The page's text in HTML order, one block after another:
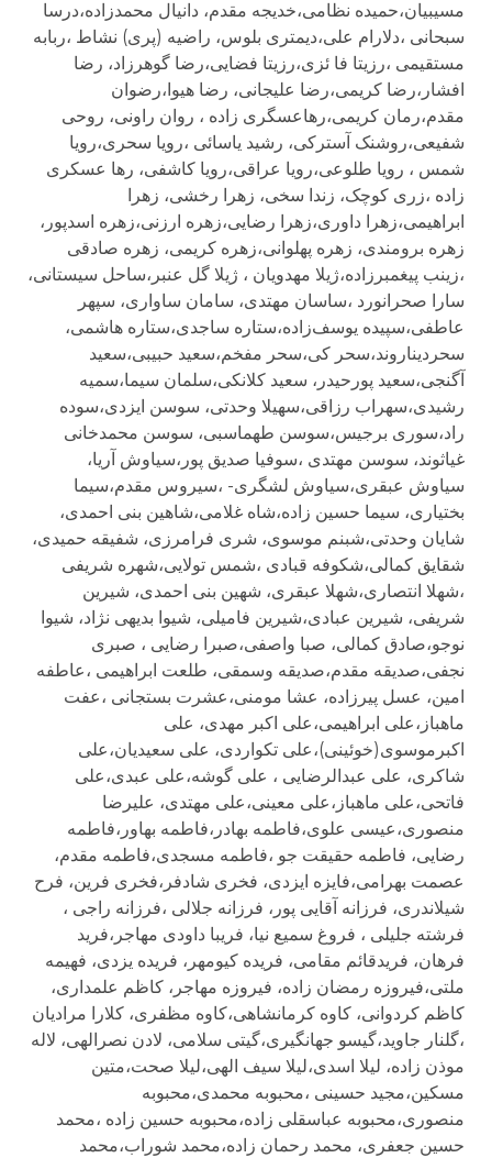
مسیبیان،حمیده نظامی،خدیجه مقدم، دانیال محمدزاده،درسا
سبحانی ،دلارام علی،دیمتری بلوس، راضیه (پری) نشاط ،ربابه
مستقیمی ،رزیتا فا ئزی،رزیتا فضایی،رضا گوهرزاد، رضا
افشار،رضا کریمی،رضا علیجانی، رضا هیوا،رضوان
مقدم،رمان کریمی،رهاعسگری زاده ، روان راونی، روحی
شفیعی،روشنک آسترکی، رشید یاسائی ،رویا سحری،رویا
شمس ، رویا طلوعی،رویا عراقی،رویا کاشفی، رها عسکری
زاده ،زری کوچک، زندا سخی، زهرا رخشی، زهرا
ابراهیمی،زهرا داوری،زهرا رضایی،زهره ارزنی،زهره اسدپور،
زهره برومندی، زهره پهلوانی،زهره کریمی، زهره صادقی
،زینب پیغمبرزاده،ژیلا مهدویان ، ژیلا گل عنبر،ساحل سیستانی،
سارا صحرانورد ،ساسان مهتدی، سامان ساواری، سپهر
عاطفی،سپیده یوسف‌زاده،ستاره ساجدی،ستاره هاشمی،
سحردیناروند،سحر کی،سحر مفخم،سعید حبیبی،سعید
آگنجی،سعید پورحیدر، سعید کلانکی،سلمان سیما،سمیه
رشیدی،سهراب رزاقی،سهیلا وحدتی، سوسن ایزدی،سوده
راد،سوری برجیس،سوسن طهماسبی، سوسن محمدخانی
غیاثوند، سوسن مهتدی ،سوفیا صدیق پور،سیاوش آریا،
سیاوش عبقری،سیاوش لشگری- ،سیروس مقدم،سیما
بختیاری، سیما حسین زاده،شاه غلامی،شاهین بنی احمدی،
شایان وحدتی،شبنم موسوی، شری فرامرزی، شفیقه حمیدی،
شقایق کمالی،شکوفه قبادی ،شمس تولایی،شهره شریفی
،شهلا انتصاری،شهلا عبقری، شهین بنی احمدی، شیرین
شریفی، شیرین عبادی،شیرین فامیلی، شیوا بدیهی نژاد، شیوا
نوجو،صادق کمالی، صبا واصفی،صبرا رضایی ، صبری
نجفی،صدیقه مقدم،صدیقه وسمقی، طلعت ابراهیمی ،عاطفه
امین، عسل پیرزاده، عشا مومنی،عشرت بستجانی ،عفت
ماهباز،علی ابراهیمی،علی اکبر مهدی، علی
اکبرموسوی(خوئینی)،علی تکواردی، علی سعیدیان،علی‌
شاکری، علی عبدالرضایی ، علی گوشه،علی عبدی،علی
فاتحی،علی ماهباز،علی معینی،علی مهتدی، علیرضا
منصوری،عیسی علوی،فاطمه بهادر،فاطمه بهاور،فاطمه
رضایی، فاطمه حقیقت جو ،فاطمه مسجدی،فاطمه مقدم،
عصمت بهرامی،فایزه ایزدی، فخری شادفر،فخری فرین، فرح
شیلاندری، فرزانه آقایی پور، فرزانه جلالی ،فرزانه راجی ،
فرشته جلیلی ، فروغ سمیع نیا، فریبا داودی مهاجر،فرید
فرهان، فریدقائم مقامی، فریده کیومهر، فریده یزدی، فهیمه
ملتی،فیروزه رمضان زاده، فیروزه مهاجر، کاظم علمداری،
کاظم کردوانی، کاوه کرمانشاهی،کاوه مظفری، کلارا مرادیان
،گلنار جاوید،گیسو جهانگیری،گیتی سلامی، لادن نصرالهی، لاله
موذن زاده، لیلا اسدی،لیلا سیف الهی،لیلا صحت،متین
مسکین،مجید حسینی ،محبوبه محمدی،محبوبه
منصوری،محبوبه عباسقلی زاده،محبوبه حسین زاده ،محمد
حسین جعفری، محمد رحمان زاده،محمد شوراب،محمد